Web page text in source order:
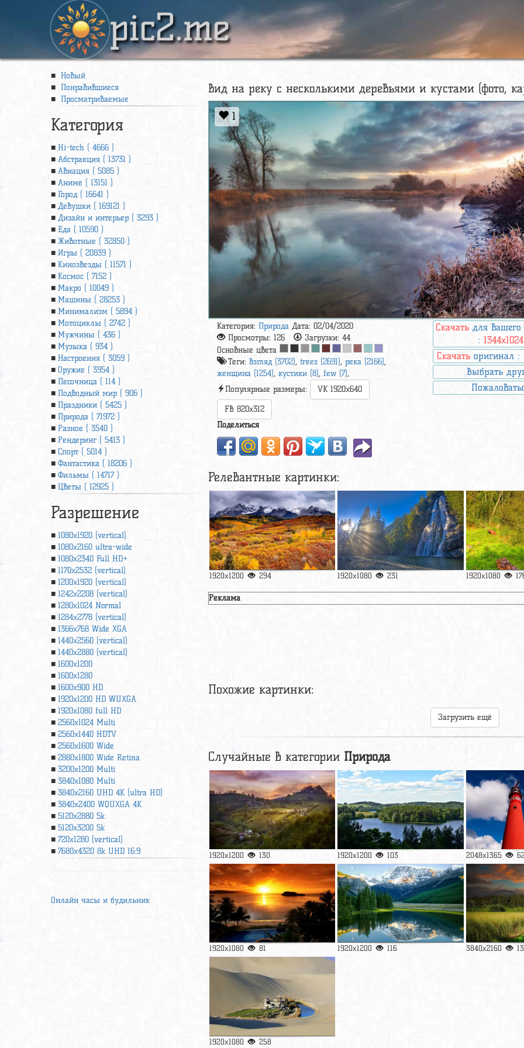
pic2.me
Новый
Понравившиеся
Просматриваемые
Категория
Hi-tech ( 4666 )
Абстракция ( 13731 )
Авиация ( 5085 )
Аниме ( 13151 )
Город ( 16641 )
Девушки ( 169121 )
Дизайн и интерьер ( 3293 )
Еда ( 10590 )
Животные ( 32850 )
Игры ( 20839 )
Кинозвезды ( 11571 )
Космос ( 7152 )
Макро ( 10049 )
Машины ( 28253 )
Минимализм ( 5894 )
Мотоциклы ( 2742 )
Мужчины ( 436 )
Музыка ( 934 )
Настроения ( 3059 )
Оружие ( 3954 )
Песочница ( 114 )
Подводный мир ( 906 )
Праздники ( 5425 )
Природа ( 71972 )
Разное ( 3540 )
Рендеринг ( 5413 )
Спорт ( 5014 )
Фантастика ( 18206 )
Фильмы ( 14717 )
Цветы ( 12925 )
Разрешение
1080x1920 (vertical)
1080x2160 ultra-wide
1080x2340 Full HD+
1170x2532 (vertical)
1200x1920 (vertical)
1242x2208 (vertical)
1280x1024 Normal
1284x2778 (vertical)
1366х768 Wide XGA
1440x2560 (vertical)
1440x2880 (vertical)
1600x1200
1600x1280
1600x900 HD
1920x1200 HD WUXGA
1920х1080 full HD
2560x1024 Multi
2560x1440 HDTV
2560x1600 Wide
2880x1800 Wide Retina
3200x1200 Multi
3840x1080 Multi
3840x2160 UHD 4К (ultra HD)
3840x2400 WQUXGA 4K
5120x2880 5k
5120x3200 5k
720x1280 (vertical)
7680x4320 8k UHD 16:9
Онлайн часы и будильник
вид на реку с несколькими деревьями и кустами (фото,
1
Категория:Природа Дата: 02/04/2020
Просмотры:126 Загрузки:44
Основные цвета
Теги:взгляд (3702),trees (2691),река (2166),
женщина (1254),кустики (8),few (7),
Популярные размеры:
VK 1920x640
FB 820x312
Скачать для
:1344x1024
Скачать оригинал :
Выбрать
Поделиться
Релевантные картинки:
1920x1200 294 1920x1080 231 1920x1080
Реклама
Похожие картинки:
Загрузить ещё
Случайные в категории Природа
1920x1200 130 1920x1200 103 2048x1365
1920x1080 81 1920x1200 116 3840x2160
1920x1080 258